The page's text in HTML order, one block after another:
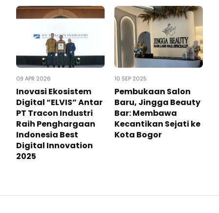
09 APR 2026
Inovasi Ekosistem
Digital “ELVIS” Antar
PT Tracon Industri
Raih Penghargaan
Indonesia Best
Digital Innovation
2025
10 SEP 2025
Pembukaan Salon
Baru, Jingga Beauty
Bar: Membawa
Kecantikan Sejati ke
Kota Bogor